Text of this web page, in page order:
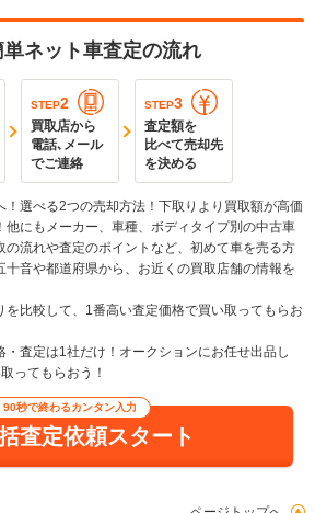
ネット車査定の流れ
STEP2
買取店から
電話､メール
でご連絡
STEP3
査定額を
比べて売却先
を決める
！選べる2つの売却方法！下取りより買取額が高価
他にもメーカー、車種、ボディタイプ別の中古車
の流れや査定のポイントなど、初めて車を売る方
十音や都道府県から、お近くの買取店舗の情報を
を比較して、1番高い査定価格で買い取ってもらお
・査定は1社だけ！オークションにお任せ出品し
ってもらおう！
90秒で終わるカンタン入力
査定依頼スタート